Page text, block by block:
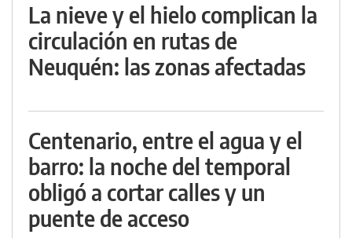
La nieve y el hielo complican la
circulación en rutas de
Neuquén: las zonas afectadas
Centenario, entre el agua y el
barro: la noche del temporal
obligó a cortar calles y un
puente de acceso